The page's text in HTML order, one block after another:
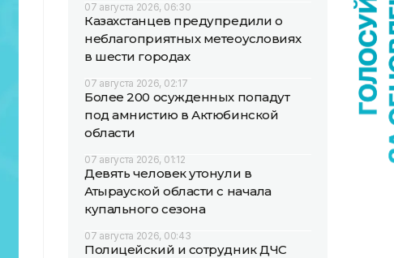
07 августа 2026, 06:30
Казахстанцев предупредили о
неблагоприятных метеоусловиях
в шести городах
07 августа 2026, 02:17
Более 200 осужденных попадут
под амнистию в Актюбинской
области
07 августа 2026, 01:12
Девять человек утонули в
Атырауской области с начала
купального сезона
07 августа 2026, 00:43
Полицейский и сотрудник ДЧС